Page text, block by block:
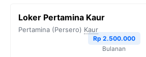
Loker Pertamina Kaur
Pertamina (Persero) Kaur
Rp 2.500.000
Bulanan